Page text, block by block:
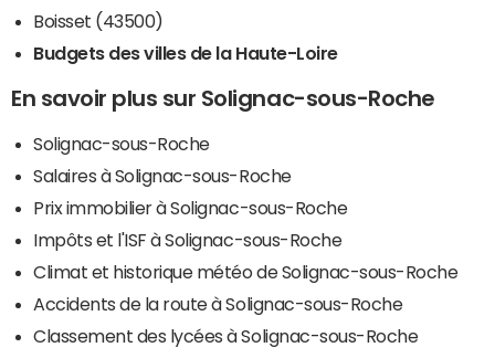
Boisset (43500)
Budgets des villes de la Haute-Loire
En savoir plus sur Solignac-sous-Roche
Solignac-sous-Roche
Salaires à Solignac-sous-Roche
Prix immobilier à Solignac-sous-Roche
Impôts et l'ISF à Solignac-sous-Roche
Climat et historique météo de Solignac-sous-Roche
Accidents de la route à Solignac-sous-Roche
Classement des lycées à Solignac-sous-Roche